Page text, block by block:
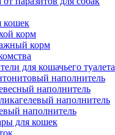
кошек
корм
корм
для кошачьего туалета
наполнитель
наполнитель
наполнитель
наполнитель
для кошек